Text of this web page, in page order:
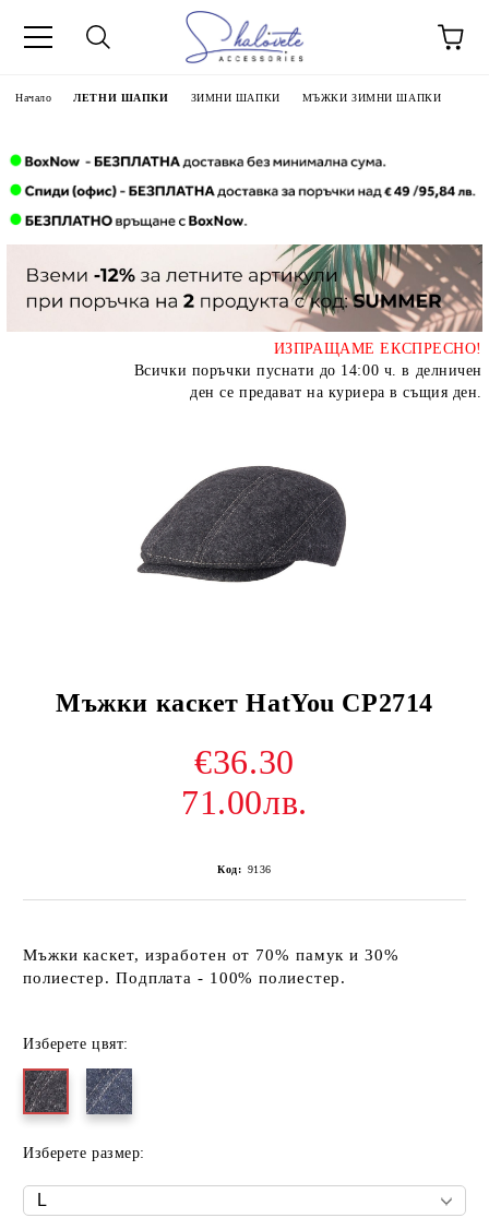
Начало ЛЕТНИ ШАПКИ ЗИМНИ ШАПКИ МЪЖКИ ЗИМНИ ШАПКИ
ИЗПРАЩАМЕ ЕКСПРЕСНО!
Всички поръчки пуснати до 14:00 ч. в делничен
ден се предават на куриера в същия ден.
Мъжки каскет HatYou CP2714
€36.30
71.00лв.
Код: 9136
Мъжки каскет, изработен от 70% памук и 30%
полиестер. Подплата - 100% полиестер.
Изберете цвят:
Изберете размер: